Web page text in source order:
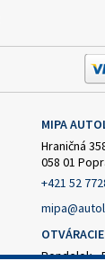
MIPA
Hraničná
058 01
+421 52
Pondelok -